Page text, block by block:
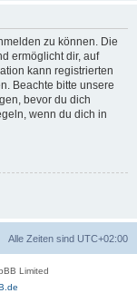
zu können. Die
ermöglicht dir, auf
kann registrierten
Beachte bitte unsere
bevor du dich
wenn du dich in
Alle Zeiten sind UTC+02:00
Limited